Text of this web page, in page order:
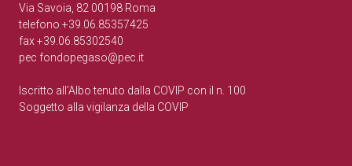
Via Savoia, 82 00198 Roma
telefono +39.06.85357425
fax +39.06.85302540
pec fondopegaso@pec.it
Iscritto all’Albo tenuto dalla COVIP con il n. 100
Soggetto alla vigilanza della COVIP